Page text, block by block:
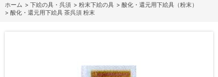
ホーム > 下絵の具・呉須 > 粉末下絵の具 > 酸化・還元用下絵具（粉末）
> 酸化・還元用下絵具 茶呉須 粉末